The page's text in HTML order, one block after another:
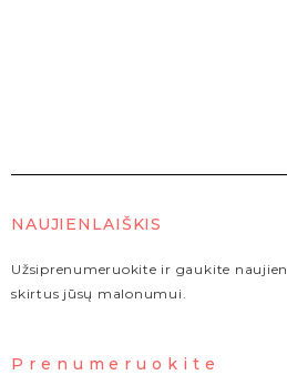
NAUJIENLAIŠKIS
Užsiprenumeruokite ir gaukite
skirtus jūsų malonumui.
Prenumeruokite